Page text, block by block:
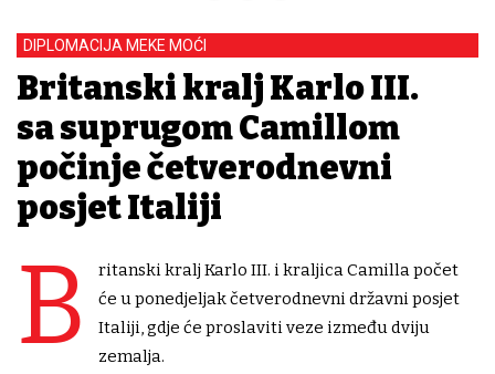
DIPLOMACIJA MEKE MOĆI
Britanski kralj Karlo III.
sa suprugom Camillom
počinje četverodnevni
posjet Italiji
B
ritanski kralj Karlo III. i kraljica Camilla počet
će u ponedjeljak četverodnevni državni posjet
Italiji, gdje će proslaviti veze između dviju
zemalja.